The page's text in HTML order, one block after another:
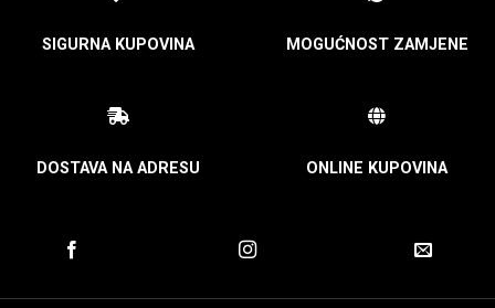
SIGURNA KUPOVINA MOGUĆNOST ZAMJENE
DOSTAVA NA ADRESU ONLINE KUPOVINA